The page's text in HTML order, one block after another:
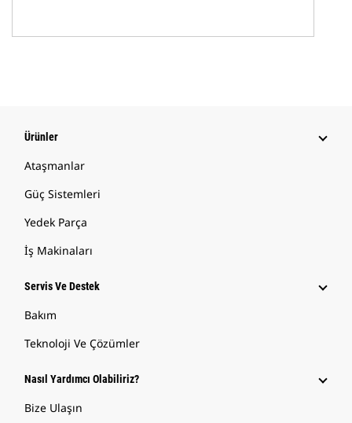
Ürünler
Ataşmanlar
Güç Sistemleri
Yedek Parça
İş Makinaları
Servis Ve Destek
Bakım
Teknoloji Ve Çözümler
Nasıl Yardımcı Olabiliriz?
Bize Ulaşın